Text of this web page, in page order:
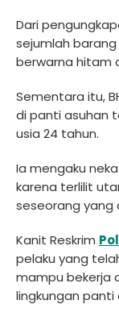
Dari
sejumlah
berwarna hitam
Sementara itu,
di panti asuhan
usia 24 tahun.
Ia mengaku
karena terlilit
seseorang yang
Kanit Reskrim
pelaku yang
mampu bekerja
lingkungan panti